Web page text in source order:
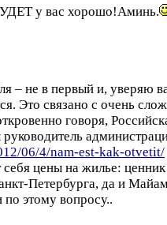
у вас хорошо!Аминь.
– не в первый и, уверяю
Это связано с очень
говоря,
руководитель
06/4/nam-est-kak-otvetit/
себя цены на жилье:
Петербурга, да и
этому вопросу..